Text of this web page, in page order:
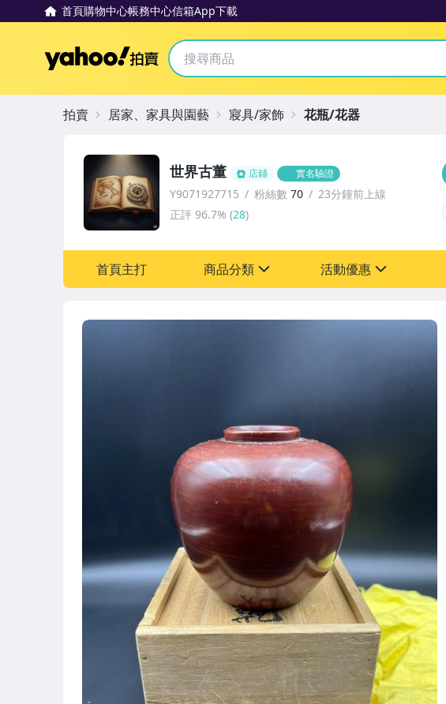
首頁購物中心帳務中心信箱App下載
Yahoo拍賣
世界古董 店鋪 實名驗證
Y9071927715 粉絲數 70
23分鐘前上線
正評 96.7% (28)
首頁主打 商品分類 活動優惠
拍賣 居家、家具與園藝 寢具/家飾 花瓶/花器